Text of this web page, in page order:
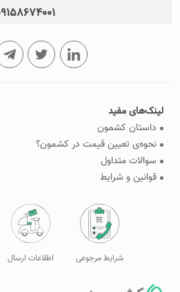
لینک‌های مفید
داستان کشمون
نحوه‌ی تعیین قیمت در کشمون؟
سوالات متداول
قوانین و شرایط
شرایط مرجوعی اطلاعات ارسال